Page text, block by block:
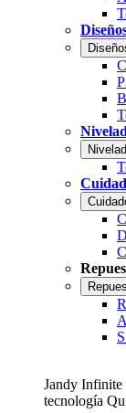
Jandy
tecnología